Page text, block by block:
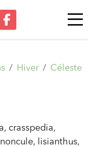
Hiver Céleste
crasspedia,
lisianthus,